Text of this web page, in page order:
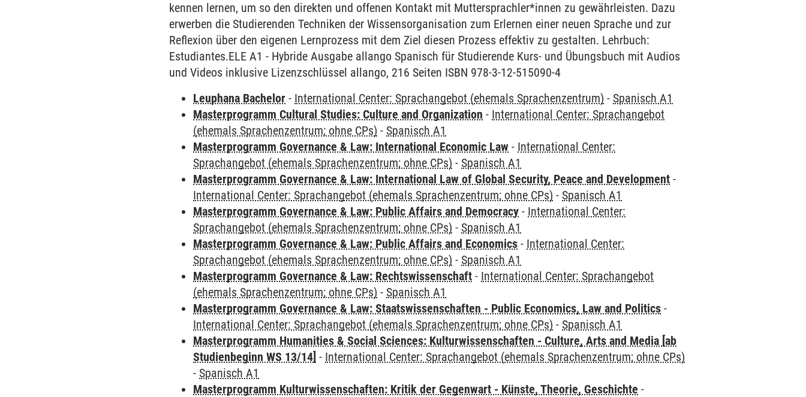
kennen lernen, um so den direkten und offenen Kontakt mit Muttersprachler*innen zu gewährleisten. Dazu
erwerben die Studierenden Techniken der Wissensorganisation zum Erlernen einer neuen Sprache und zur
Reflexion über den eigenen Lernprozess mit dem Ziel diesen Prozess effektiv zu gestalten. Lehrbuch:
Estudiantes.ELE A1 - Hybride Ausgabe allango Spanisch für Studierende Kurs- und Übungsbuch mit Audios
und Videos inklusive Lizenzschlüssel allango, 216 Seiten ISBN 978-3-12-515090-4
Leuphana Bachelor - International Center: Sprachangebot (ehemals Sprachenzentrum) - Spanisch A1
Masterprogramm Cultural Studies: Culture and Organization - International Center: Sprachangebot
(ehemals Sprachenzentrum; ohne CPs) - Spanisch A1
Masterprogramm Governance & Law: International Economic Law - International Center:
Sprachangebot (ehemals Sprachenzentrum; ohne CPs) - Spanisch A1
Masterprogramm Governance & Law: International Law of Global Security, Peace and Development -
International Center: Sprachangebot (ehemals Sprachenzentrum; ohne CPs) - Spanisch A1
Masterprogramm Governance & Law: Public Affairs and Democracy - International Center:
Sprachangebot (ehemals Sprachenzentrum; ohne CPs) - Spanisch A1
Masterprogramm Governance & Law: Public Affairs and Economics - International Center:
Sprachangebot (ehemals Sprachenzentrum; ohne CPs) - Spanisch A1
Masterprogramm Governance & Law: Rechtswissenschaft - International Center: Sprachangebot
(ehemals Sprachenzentrum; ohne CPs) - Spanisch A1
Masterprogramm Governance & Law: Staatswissenschaften - Public Economics, Law and Politics -
International Center: Sprachangebot (ehemals Sprachenzentrum; ohne CPs) - Spanisch A1
Masterprogramm Humanities & Social Sciences: Kulturwissenschaften - Culture, Arts and Media [ab
Studienbeginn WS 13/14] - International Center: Sprachangebot (ehemals Sprachenzentrum; ohne CPs)
- Spanisch A1
Masterprogramm Kulturwissenschaften: Kritik der Gegenwart - Künste, Theorie, Geschichte -